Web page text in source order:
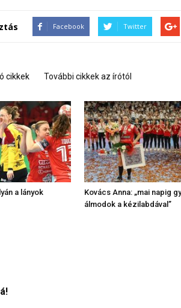
Facebook Twitter
cikkek További cikkek az írótól
a lányok
Kovács Anna: „mai napig
álmodok a kézilabdával”